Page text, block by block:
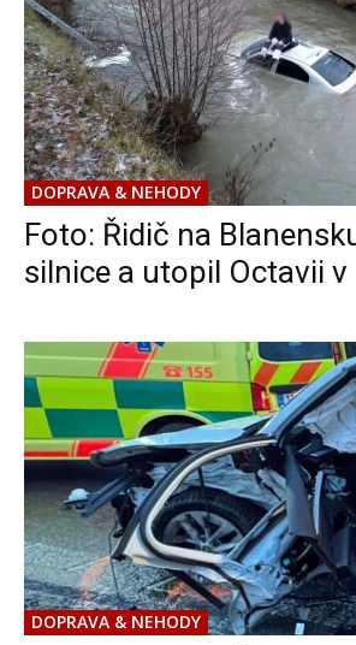
DOPRAVA & NEHODY
Foto: Řidič na
silnice a utopil Octavii v
DOPRAVA & NEHODY